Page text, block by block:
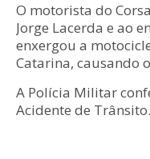
O motorista do
Jorge Lacerda e ao
enxergou a
Catarina, causando
A Polícia Militar
Acidente de Trânsito.